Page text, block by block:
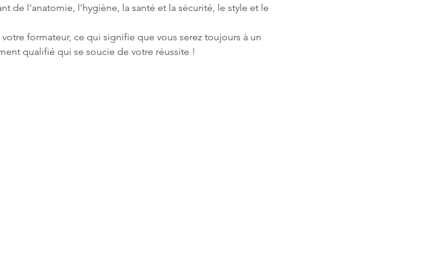
de l'anatomie, l'hygiène, la santé et la sécurité, le style et le
formateur, ce qui signifie que vous serez toujours à un
qualifié qui se soucie de votre réussite !